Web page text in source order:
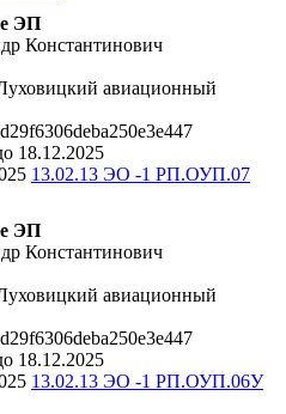
ЭП
Константинович
авиационный
18.12.2025
13.02.13 ЭО -1 РП.ОУП.07
ЭП
Константинович
авиационный
18.12.2025
13.02.13 ЭО -1 РП.ОУП.06У